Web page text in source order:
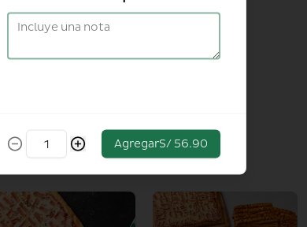
AgregarS/ 56.90